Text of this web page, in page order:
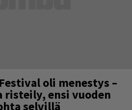
oli menestys –
risteily, ensi vuoden
selvillä